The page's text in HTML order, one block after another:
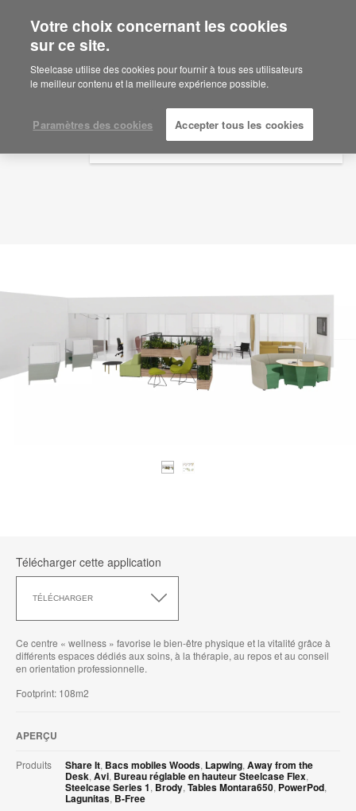
Are you in United States?
Would you like to see Products we sell in
your region?
English
Español
Idée d'aménagement
ID: DQ5ZR6TH
Télécharger cette application
TÉLÉCHARGER
cette
Ce centre « wellness » favorise le bien-être physique et la vitalité grâce à
différents espaces dédiés aux soins, à la thérapie, au repos et au conseil
en orientation professionnelle.
Footprint: 108m2
APERÇU
Produits Share It, Bacs mobiles Woods, Lapwing, Away from the
Desk, Avi, Bureau réglable en hauteur Steelcase Flex,
Steelcase Series 1, Brody, Tables Montara650, PowerPod,
Lagunitas, B-Free
Votre choix concernant les cookies
sur ce site.
Steelcase utilise des cookies pour fournir à tous ses utilisateurs
le meilleur contenu et la meilleure expérience possible.
Paramètres des cookies Accepter tous les cookies